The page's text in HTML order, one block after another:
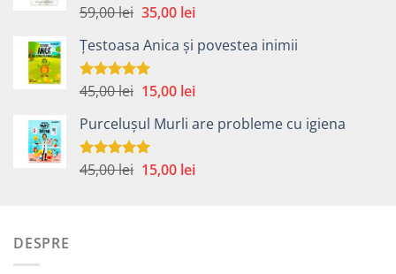
Evaluat la
59,00lei Prețul
a
fost:
59,00 lei.
35,00 leiPrețul
este:
Țestoasa Anica și povestea inimii
Evaluat la
45,00lei Prețul
a
fost:
45,00 lei.
15,00 leiPrețul
este:
Purcelușul Murli are probleme cu igiena
Evaluat la
45,00lei Prețul
15,00 leiPrețul
DESPRE